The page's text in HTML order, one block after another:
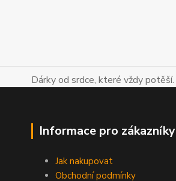
Dárky od srdce, které vždy potěší.
Informace pro zákazníky
Jak nakupovat
Obchodní podmínky